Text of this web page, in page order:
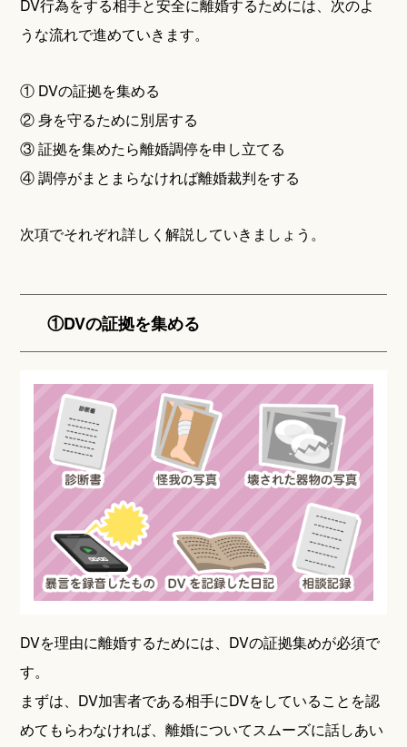
DV行為をする相手と安全に離婚するためには、次のよ
うな流れで進めていきます。
① DVの証拠を集める
② 身を守るために別居する
③ 証拠を集めたら離婚調停を申し立てる
④ 調停がまとまらなければ離婚裁判をする
次項でそれぞれ詳しく解説していきましょう。
①DVの証拠を集める
DVを理由に離婚するためには、DVの証拠集めが必須で
す。
まずは、DV加害者である相手にDVをしていることを認
めてもらわなければ、離婚についてスムーズに話しあい